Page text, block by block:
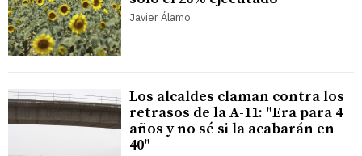
Javier Álamo
Los alcaldes claman contra los
retrasos de la A-11: "Era para 4
años y no sé si la acabarán en
40"